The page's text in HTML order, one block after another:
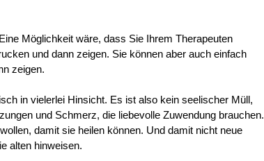
Möglichkeit wäre, dass Sie Ihrem Therapeuten
und dann zeigen. Sie können aber auch einfach
zeigen.
in vielerlei Hinsicht. Es ist also kein seelischer Müll,
und Schmerz, die liebevolle Zuwendung brauchen.
damit sie heilen können. Und damit nicht neue
alten hinweisen.